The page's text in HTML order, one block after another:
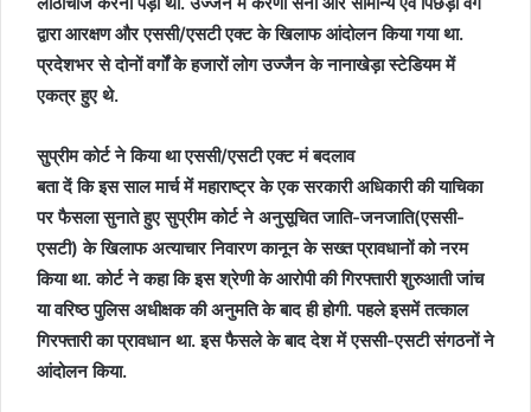
द्वारा आरक्षण और एससी/एसटी एक्ट के खिलाफ आंदोलन किया गया था.
प्रदेशभर से दोनों वर्गों के हजारों लोग उज्जैन के नानाखेड़ा स्टेडियम में
एकत्र हुए थे.
सुप्रीम कोर्ट ने किया था एससी/एसटी एक्ट मं बदलाव
बता दें कि इस साल मार्च में महाराष्‍ट्र के एक सरकारी अधिकारी की याचिका
पर फैसला सुनाते हुए सुप्रीम कोर्ट ने अनुसूचित जाति-जनजाति(एससी-
एसटी) के खिलाफ अत्‍याचार निवारण कानून के सख्‍त प्रावधानों को नरम
किया था. कोर्ट ने कहा कि इस श्रेणी के आरोपी की गिरफ्तारी शुरुआती जांच
या वरिष्‍ठ पुलिस अधीक्षक की अनुमति के बाद ही होगी. पहले इसमें तत्‍काल
गिरफ्तारी का प्रावधान था. इस फैसले के बाद देश में एससी-एसटी संगठनों ने
आंदोलन किया.